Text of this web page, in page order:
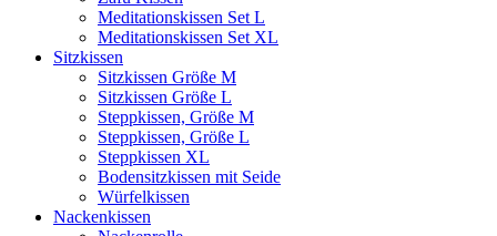
Meditationskissen Set L
Meditationskissen Set XL
Sitzkissen
Sitzkissen Größe M
Sitzkissen Größe L
Steppkissen, Größe M
Steppkissen, Größe L
Steppkissen XL
Bodensitzkissen mit Seide
Würfelkissen
Nackenkissen